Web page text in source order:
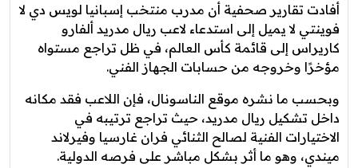
أفادت تقارير صحفية أن مدرب منتخب إسبانيا لويس دي لا
فوينتي لا يميل إلى استدعاء لاعب ريال مدريد ألفارو
كاريراس إلى قائمة كأس العالم، في ظل تراجع مستواه
مؤخرًا وخروجه من حسابات الجهاز الفني.
وبحسب ما نشره موقع الناسونال، فإن اللاعب فقد مكانه
داخل تشكيل ريال مدريد، حيث تراجع ترتيبه في
الاختيارات الفنية لصالح الثنائي فران غارسيا وفيرلاند
ميندي، وهو ما أثر بشكل مباشر على فرصه الدولية.